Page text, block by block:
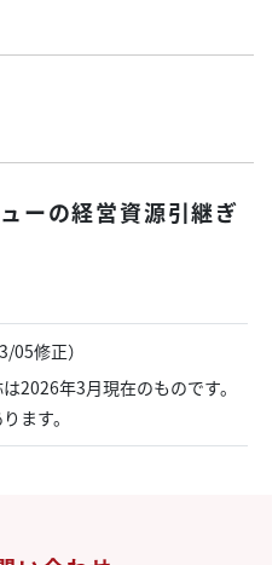
ーの経営資源引継ぎ
修正）
2026年3月現在のものです。
ます。